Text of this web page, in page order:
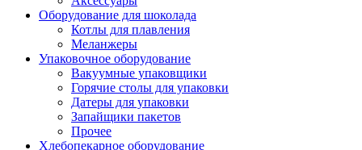
Оборудование для шоколада
Котлы для плавления
Меланжеры
Упаковочное оборудование
Вакуумные упаковщики
Горячие столы для упаковки
Датеры для упаковки
Запайщики пакетов
Прочее
Хлебопекарное оборудование